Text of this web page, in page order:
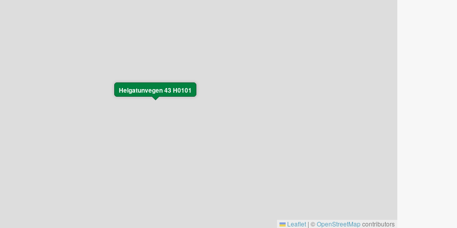
Helgatunvegen 43 H0101
Leaflet | ©OpenStreetMapcontributors